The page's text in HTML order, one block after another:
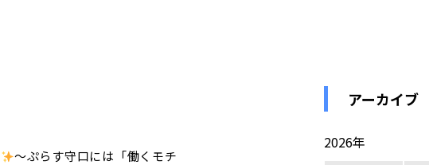
～ぷらす守口には「働くモチ
アーカイブ
2026年